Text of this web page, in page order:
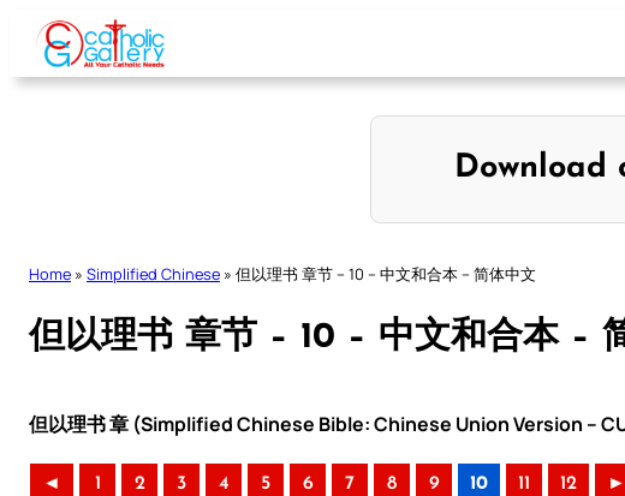
Skip
content
Download
Home » Simplified Chinese » 但以理书 章节 – 10 – 中文和合本 – 简体中文
但以理书 章节 – 10 – 中文和合本 –
但以理书 章 (Simplified Chinese Bible: Chinese Union Version –
◄ 1 2 3 4 5 6 7 8 9 10 11 12 ►